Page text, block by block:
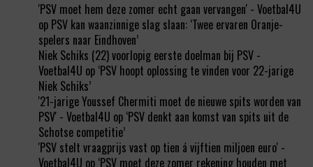
'PSV moet hem deze zomer echt gaan vervangen' - Voetbal4U
op PSV kan waanzinnige slag slaan: ‘Twee ervaren Oranje-
spelers naar Eindhoven’
Niek Schiks (22) voorlopig eerste doelman bij PSV -
Voetbal4U op ‘PSV hoopt oplossing te vinden voor 22-jarige
Niek Schiks’
'21-jarige Youssef Chermiti moet de nieuwe spits worden van
PSV' - Voetbal4U op ‘PSV denkt aan komst van spits uit de
Schotse competitie’
'PSV stelt vraagprijs vast op tien á vijftien miljoen euro' -
Voetbal4U op ‘PSV moet deze zomer rekening houden met